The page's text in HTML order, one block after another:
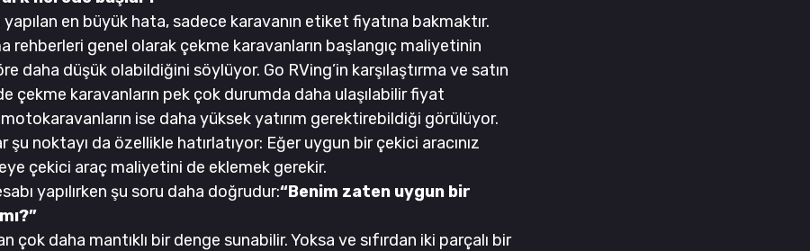
en büyük hata, sadece karavanın etiket fiyatına bakmaktır.
rehberleri genel olarak çekme karavanların başlangıç maliyetinin
daha düşük olabildiğini söylüyor. Go RVing’in karşılaştırma ve satın
çekme karavanların pek çok durumda daha ulaşılabilir fiyat
motokaravanların ise daha yüksek yatırım gerektirebildiği görülüyor.
şu noktayı da özellikle hatırlatıyor: Eğer uygun bir çekici aracınız
çekici araç maliyetini de eklemek gerekir.
yapılırken şu soru daha doğrudur:“Benim zaten uygun bir
çok daha mantıklı bir denge sunabilir. Yoksa ve sıfırdan iki parçalı bir